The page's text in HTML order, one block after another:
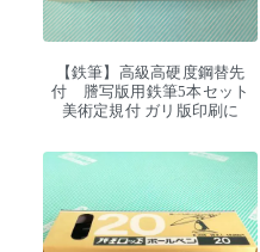
【鉄筆】高級高硬度鋼替先
付 謄写版用鉄筆5本セット
美術定規付 ガリ版印刷に